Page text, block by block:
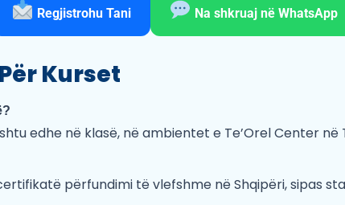
Regjistrohu Tani Na shkruaj në WhatsApp
Kurset
edhe në klasë, në ambientet e Te’Orel Center në
përfundimi të vlefshme në Shqipëri, sipas